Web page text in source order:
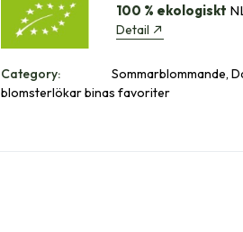
100 % ekologiskt
Detail
Category:
Sommarblommande,
blomsterlökar binas favoriter